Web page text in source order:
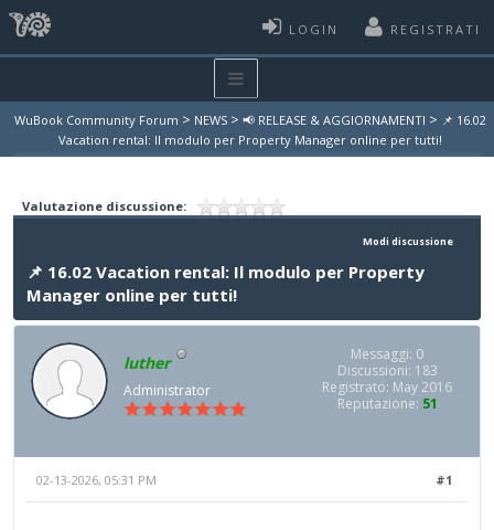
LOGIN REGISTRATI
WuBook Community Forum > NEWS > 📢 RELEASE & AGGIORNAMENTI > 📌 16.02
Vacation rental: Il modulo per Property Manager online per tutti!
Valutazione discussione:
Modi discussione
📌 16.02 Vacation rental: Il modulo per Property
Manager online per tutti!
luther
Administrator
Messaggi: 0
Discussioni: 183
Registrato: May 2016
Reputazione: 51
#1
02-13-2026, 05:31 PM